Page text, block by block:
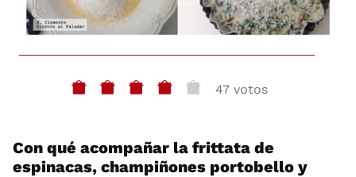
47 votos
Con qué acompañar la frittata de
espinacas, champiñones portobello y